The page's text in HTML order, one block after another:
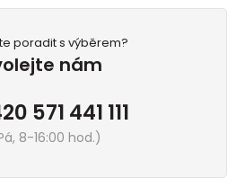
poradit s výběrem?
nám
571 441 111
8-16:00 hod.)